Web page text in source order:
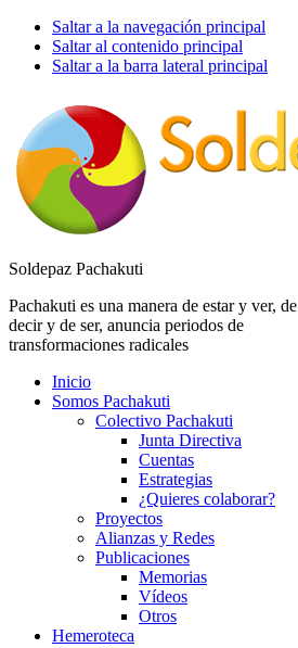
Saltar a la navegación principal
Saltar al contenido principal
Saltar a la barra lateral principal
Soldepaz Pachakuti
Pachakuti es una manera de estar y ver, de
decir y de ser, anuncia periodos de
transformaciones radicales
Inicio
Somos Pachakuti
Colectivo Pachakuti
Junta Directiva
Cuentas
Estrategias
¿Quieres colaborar?
Proyectos
Alianzas y Redes
Publicaciones
Memorias
Vídeos
Otros
Hemeroteca